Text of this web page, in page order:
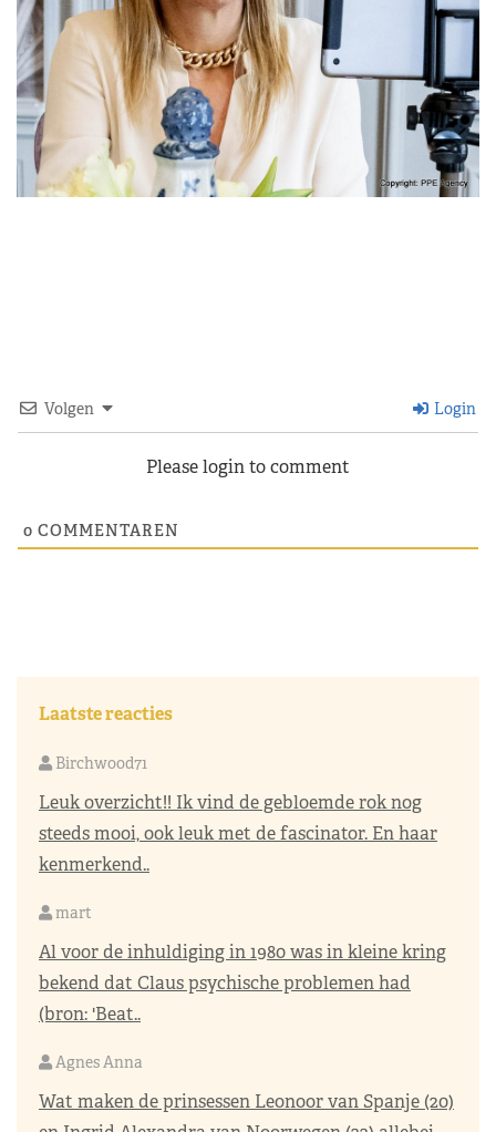
Volgen Login
Please login to comment
0 COMMENTAREN
Laatste reacties
Birchwood71
Leuk overzicht!! Ik vind de gebloemde rok nog
steeds mooi, ook leuk met de fascinator. En haar
kenmerkend..
mart
Al voor de inhuldiging in 1980 was in kleine kring
bekend dat Claus psychische problemen had
(bron: 'Beat..
Agnes Anna
Wat maken de prinsessen Leonoor van Spanje (20)